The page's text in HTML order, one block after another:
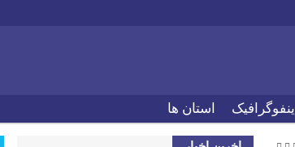
اینفوگرافیک استان ها